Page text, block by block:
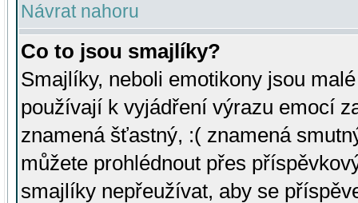
Návrat nahoru
Co to jsou smajlíky?
Smajlíky, neboli emotikony jsou
používají k vyjádření výrazu emocí
znamená šťastný, :( znamená
můžete prohlédnout přes
smajlíky nepřeužívat, aby se